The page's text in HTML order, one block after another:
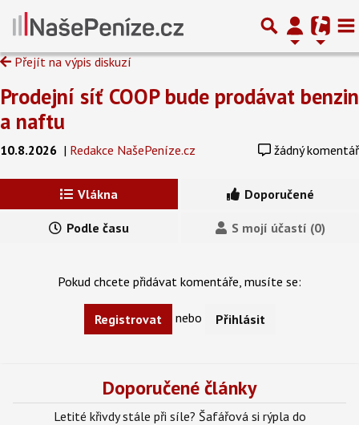
Přejít na výpis diskuzí
Prodejní síť COOP bude prodávat benzin
a naftu
10.8.2026 | Redakce NašePeníze.cz žádný komentář
Vlákna Doporučené
Podle času S mojí účastí (0)
Pokud chcete přidávat komentáře, musíte se:
Registrovat nebo Přihlásit
Doporučené články
Letité křivdy stále při síle? Šafářová si rýpla do